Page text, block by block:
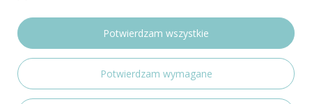
Możesz nam zaufać
Potwierdzam wymagane
Potwierdzam wszystkie